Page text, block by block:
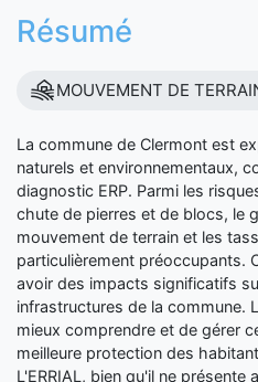
Résumé
MOUVEMENT DE
La commune de Clermont est
naturels et environnementaux,
diagnostic ERP. Parmi les
chute de pierres et de blocs, le
mouvement de terrain et les
particulièrement préoccupants.
avoir des impacts significatifs
infrastructures de la commune.
mieux comprendre et de gérer
meilleure protection des
L'ERRIAL, bien qu'il ne présente